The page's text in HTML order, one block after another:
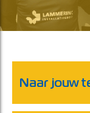
Naar jouw